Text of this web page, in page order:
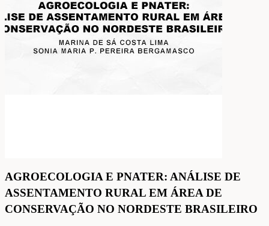
AGROECOLOGIA E PNATER: ANÁLISE DE
ASSENTAMENTO RURAL EM ÁREA DE
CONSERVAÇÃO NO NORDESTE BRASILEIRO